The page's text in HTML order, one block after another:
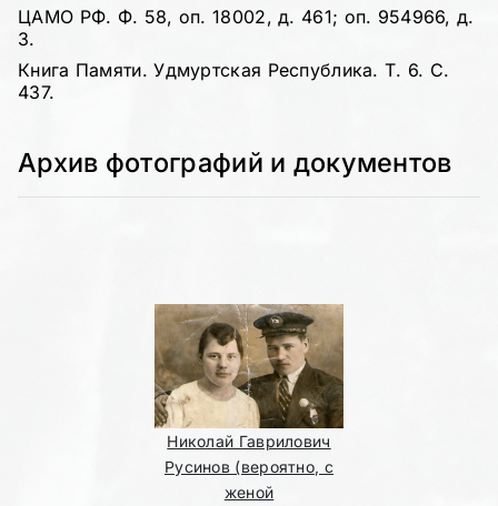
ЦАМО РФ. Ф. 58, оп. 18002, д. 461; оп. 954966, д.
3.
Книга Памяти. Удмуртская Республика. Т. 6. С.
437.
Архив фотографий и документов
Николай Гаврилович
Русинов (вероятно, с
женой